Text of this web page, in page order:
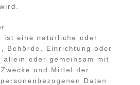
ist eine natürliche oder
Behörde, Einrichtung oder
oder gemeinsam mit
und Mittel der
Daten